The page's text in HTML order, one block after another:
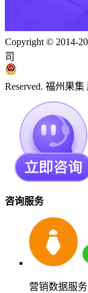
Copyright © 2014-
司
Reserved. 福州果
咨询服务
营销数据服务